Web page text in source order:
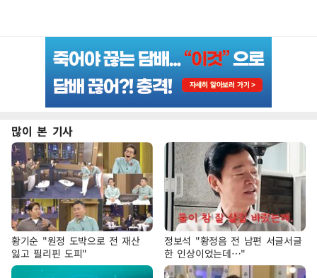
많이 본 기사
황기순 "원정 도박으로 전 재산
잃고 필리핀 도피"
정보석 "황정음 전 남편 서글서글
한 인상이었는데…"